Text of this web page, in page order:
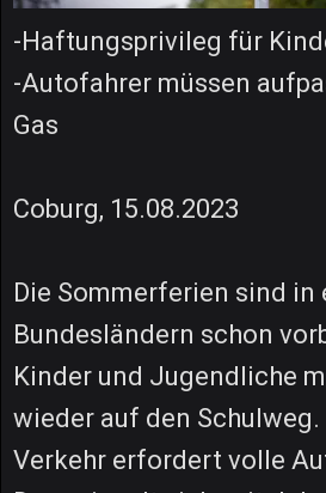
-Haftungsprivileg für
-Autofahrer müssen
Gas
Coburg, 15.08.2023
Die Sommerferien sind in
Bundesländern schon
Kinder und Jugendliche
wieder auf den
Verkehr erfordert volle